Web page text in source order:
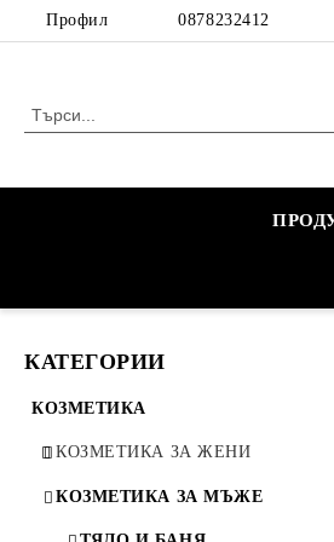
Профил 0878232412
КАТЕГОРИИ
КОЗМЕТИКА
КОЗМЕТИКА ЗА ЖЕНИ
КОЗМЕТИКА ЗА БРЕМЕННИ
КОЗМЕТИКА ЗА МЪЖЕ